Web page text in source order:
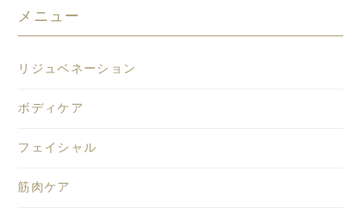
メニュー
リジュベネーション
ボディケア
フェイシャル
筋肉ケア